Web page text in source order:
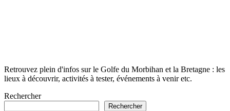
Retrouvez plein d'infos sur le Golfe du Morbihan et la Bretagne : les
lieux à découvrir, activités à tester, événements à venir etc.
Rechercher
Rechercher